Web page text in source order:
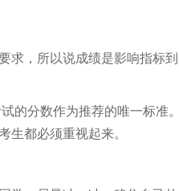
求，所以说成绩是影响指标到
的分数作为推荐的唯一标准。
生都必须重视起来。